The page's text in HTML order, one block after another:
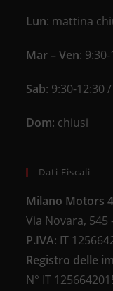
Lun: mattina
Mar – Ven:
Sab: 9:30-12:30
Dom: chiusi
Dati Fiscali
Milano Motors
Via Novara, 545
P.IVA: IT
Registro delle
N° IT